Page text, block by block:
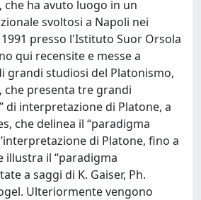
ha avuto luogo in un
svoltosi a Napoli nei
presso l'Istituto Suor Orsola
qui recensite e messe a
grandi studiosi del Platonismo,
che presenta tre grandi
di interpretazione di Platone, a
che delinea il “paradigma
di Platone, fino a
illustra il “paradigma
a saggi di K. Gaiser, Ph.
Ulteriormente vengono